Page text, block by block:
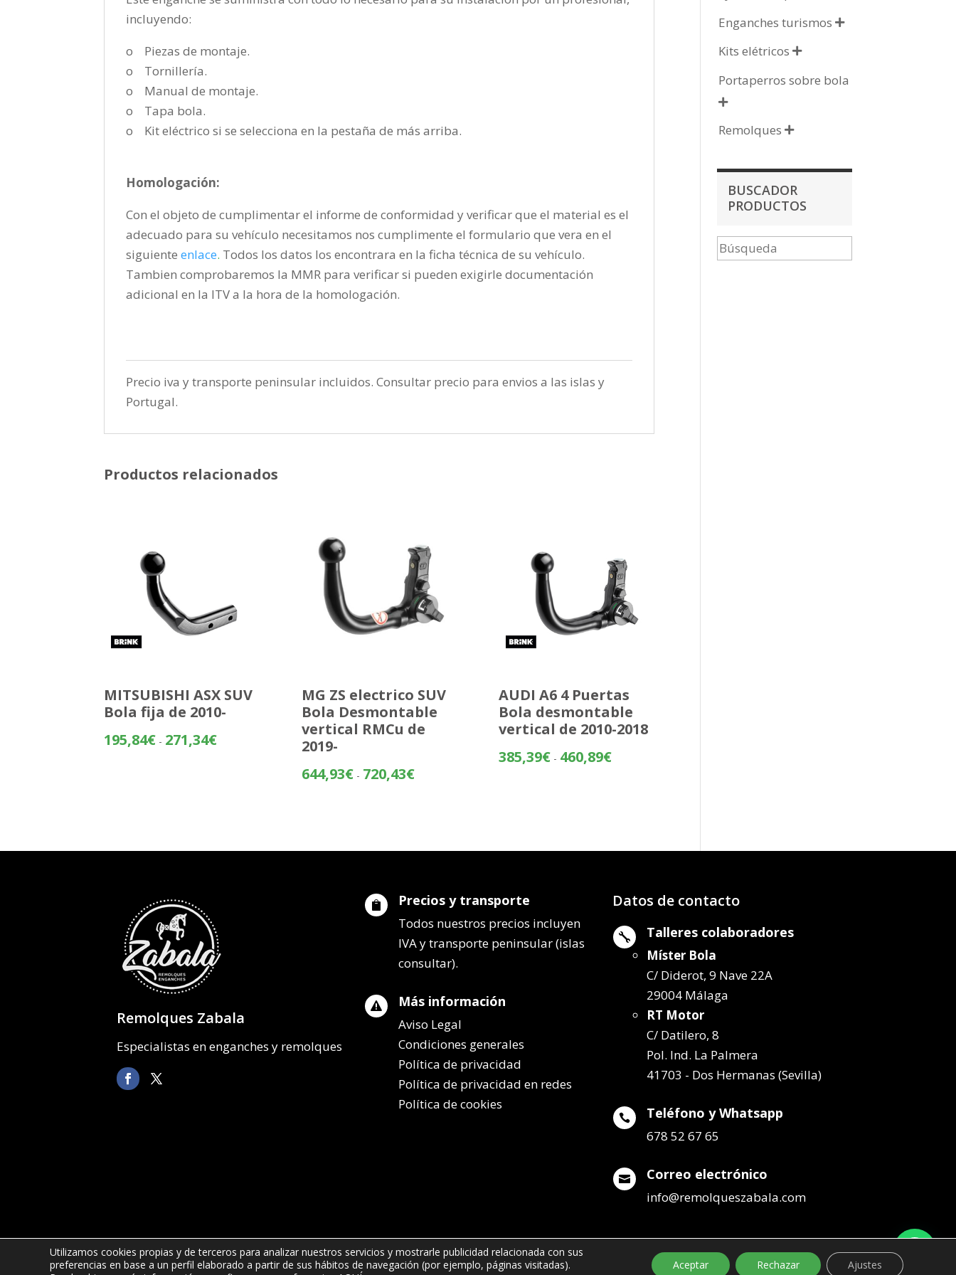
incluyendo:
o Piezas de montaje.
o Tornillería.
o Manual de montaje.
o Tapa bola.
o Kit eléctrico si se selecciona en la pestaña de más arriba.
Homologación:
Con el objeto de cumplimentar el informe de conformidad y verificar que el material es el
adecuado para su vehículo necesitamos nos cumplimente el formulario que vera en el
siguienteenlace. Todos los datos los encontrara en la ficha técnica de su vehículo.
Tambien comprobaremos la MMR para verificar si pueden exigirle documentación
adicional en la ITV a la hora de la homologación.
Precio iva y transporte peninsular incluidos. Consultar precio para envios a las islas y
Portugal.
Productos relacionados
MITSUBISHI ASX SUV
Bola fija de 2010-
195,84€ - 271,34€Rango
MG ZS electrico SUV
Bola Desmontable
vertical RMCu de
2019-
644,93€ - 720,43€Rango
hasta
AUDI A6 4 Puertas
Bola desmontable
vertical de 2010-2018
385,39€ - 460,89€Rango
460,89€
Enganches turismos 
Kits elétricos 
Portaperros sobre bola

Remolques 
BUSCADOR
PRODUCTOS
Remolques Zabala
Especialistas en enganches y remolques
 Precios y transporte
Todos nuestros precios incluyen
IVA y transporte peninsular (islas
consultar).
 Más información
Aviso Legal
Condiciones generales
Política de privacidad
Política de privacidad en redes
Política de cookies
Datos de contacto
 Talleres colaboradores
Míster Bola
C/ Diderot, 9 Nave 22A
29004 Málaga
RT Motor
C/ Datilero, 8
Pol. Ind. La Palmera
41703 - Dos Hermanas (Sevilla)
 Teléfono y Whatsapp
678 52 67 65
 Correo electrónico
info@remolqueszabala.com
©2022 Remolques Zabala | 678 52 67 65 - info@remolqueszabala.com
Utilizamos cookies propias y de terceros para analizar nuestros servicios y mostrarle publicidad relacionada con sus
preferencias en base a un perfil elaborado a partir de sus hábitos de navegación (por ejemplo, páginas visitadas).
Aceptar Rechazar Ajustes